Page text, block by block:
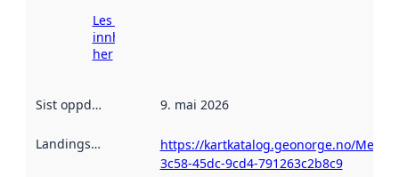
Les meir om
innhenting
her
Sist oppdatert 9. mai 2026
Landingsside
https://kartkatalog.geonorge.no/
3c58-45dc-9cd4-791263c2b8c9